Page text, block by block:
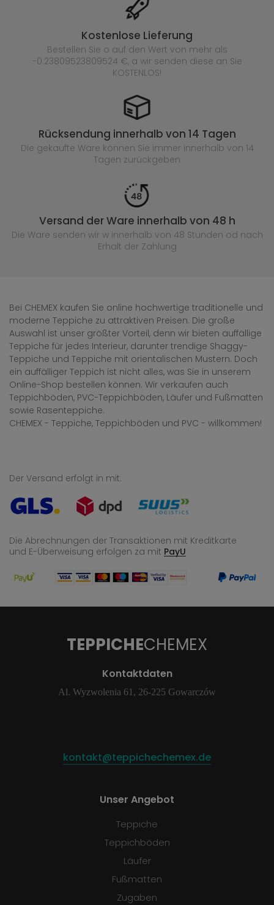
Kostenlose Lieferung
Bestellen Sie o auf den Wert von mehr als
-0.23809523809524 €, a wir senden diese an Sie
KOSTENLOS!
Rücksendung innerhalb von 14 Tagen
Die gekaufte Ware können Sie immer innerhalb von 14
Tagen zurückgeben
Versand der Ware innerhalb von 48 h
Die Ware senden wir w innerhalb von 48 Stunden od nach
Erhalt der Zahlung
Bei CHEMEX kaufen Sie online hochwertige traditionelle und
moderne Teppiche zu attraktiven Preisen. Die große
Auswahl ist unser größter Vorteil, denn wir bieten auffällige
Teppiche für jedes Interieur, darunter trendige Shaggy-
Teppiche und Teppiche mit orientalischen Mustern. Doch
ein auffälliger Teppich ist nicht alles, was Sie in unserem
Online-Shop bestellen können. Wir verkaufen auch
Teppichböden, PVC-Teppichböden, Läufer und Fußmatten
sowie Rasenteppiche.
CHEMEX - Teppiche, Teppichböden und PVC - willkommen!
Der Versand erfolgt in mit:
Die Abrechnungen der Transaktionen mit Kreditkarte
und E-Überweisung erfolgen za mit PayU
TEPPICHECHEMEX
Kontaktdaten
Al. Wyzwolenia 61, 26-225 Gowarczów
kontakt@teppichechemex.de
Unser Angebot
Teppiche
Teppichböden
Läufer
Fußmatten
Zugaben